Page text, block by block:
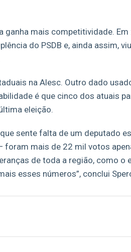
ganha mais competitividade. Em
do PSDB e, ainda assim,
na Alesc. Outro dado
é que cinco dos atuais
eleição.
sente falta de um deputado
mais de 22 mil votos
de toda a região, como o
esses números”, conclui